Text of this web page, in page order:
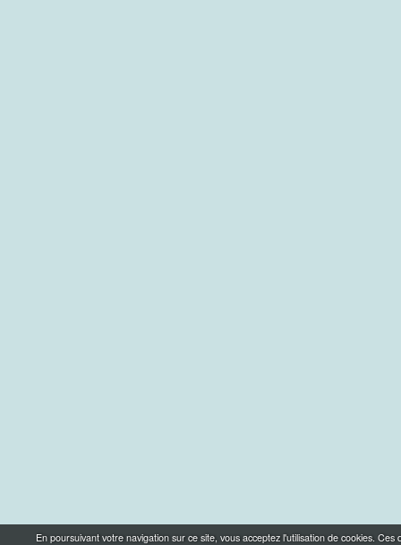
En poursuivant votre navigation sur ce site, vous acceptez l'utilisation de cookies.